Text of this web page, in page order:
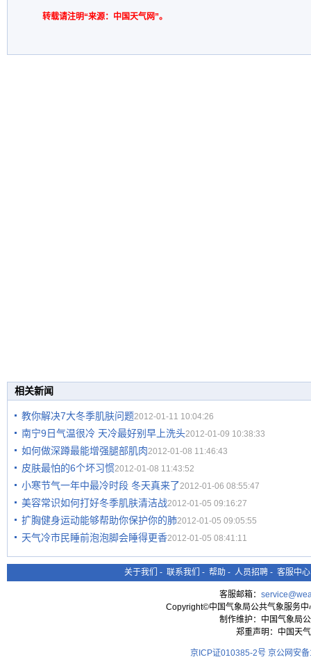
转载请注明“来源：中国天气网”。
相关新闻
教你解决7大冬季肌肤问题2012-01-11 10:04:26
南宁9日气温很冷 天冷最好别早上洗头2012-01-09 10:38:33
如何做深蹲最能增强腿部肌肉2012-01-08 11:46:43
皮肤最怕的6个坏习惯2012-01-08 11:43:52
小寒节气一年中最冷时段 冬天真来了2012-01-06 08:55:47
美容常识如何打好冬季肌肤清洁战2012-01-05 09:16:27
扩胸健身运动能够帮助你保护你的肺2012-01-05 09:05:55
天气冷市民睡前泡泡脚会睡得更香2012-01-05 08:41:11
关于我们 - 联系我们 - 帮助 - 人员招聘 - 客服中心
客服邮箱：
Copyright©中国气象局公共气象服务
制作维护：中国气象局
郑重声明：中国天
京ICP证010385-2号 京公网安